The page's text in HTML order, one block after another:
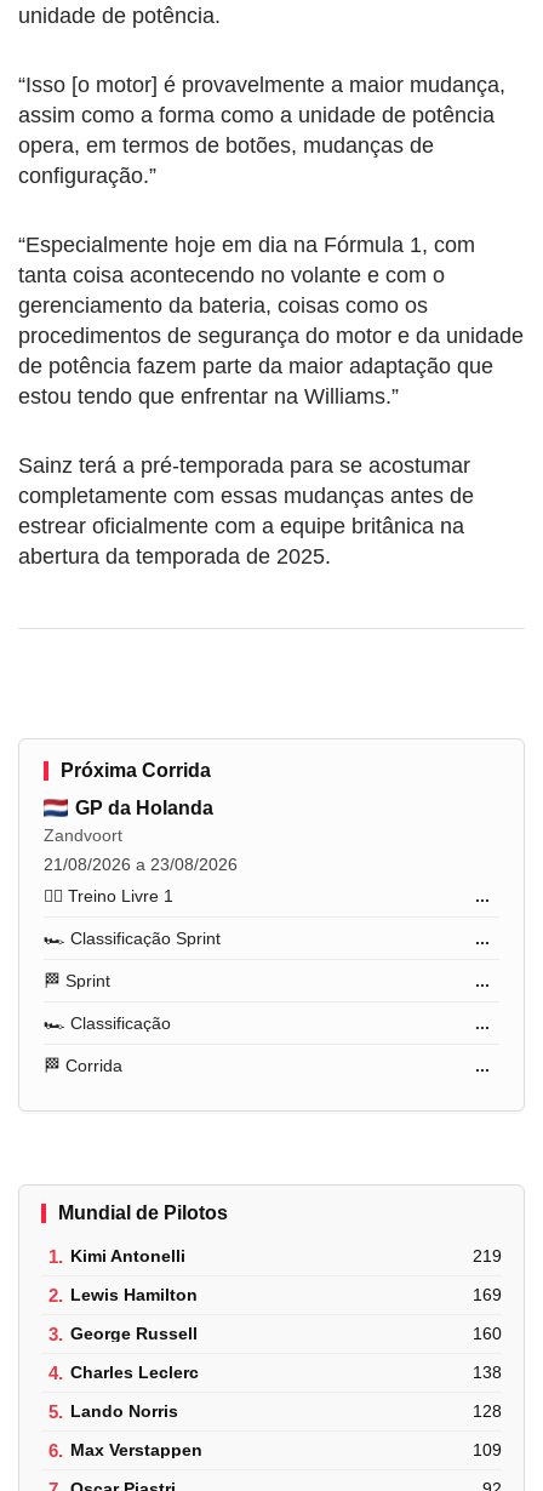
unidade de potência.
“Isso [o motor] é provavelmente a maior mudança,
assim como a forma como a unidade de potência
opera, em termos de botões, mudanças de
configuração.”
“Especialmente hoje em dia na Fórmula 1, com
tanta coisa acontecendo no volante e com o
gerenciamento da bateria, coisas como os
procedimentos de segurança do motor e da unidade
de potência fazem parte da maior adaptação que
estou tendo que enfrentar na Williams.”
Sainz terá a pré-temporada para se acostumar
completamente com essas mudanças antes de
estrear oficialmente com a equipe britânica na
abertura da temporada de 2025.
Próxima Corrida
GP da Holanda
Zandvoort
21/08/2026 a 23/08/2026
🏋️‍♂️ Treino Livre 1
...
🏎️ Classificação Sprint ...
🏁 Sprint ...
🏎️ Classificação ...
🏁 Corrida ...
Mundial de Pilotos
1. Kimi Antonelli 219
2. Lewis Hamilton 169
3. George Russell 160
4. Charles Leclerc 138
5. Lando Norris 128
6. Max Verstappen 109